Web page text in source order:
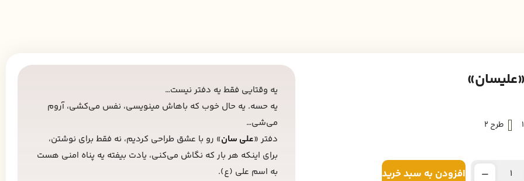
طرح 2
افزودن به سبد خرید
یه وقتایی فقط یه دفتر نیست…
یه حسه. یه حال خوب که باهاش مینویسی، نفس می‌کشی، آروم
می‌شی…
دفتر «علی سان» رو با عشق طراحی کردیم، نه فقط برای نوشتن،
برای اینکه هر بار که نگاش می‌کنی، یادت بیفته یه پناه امنی هست
به اسم علی (ع).